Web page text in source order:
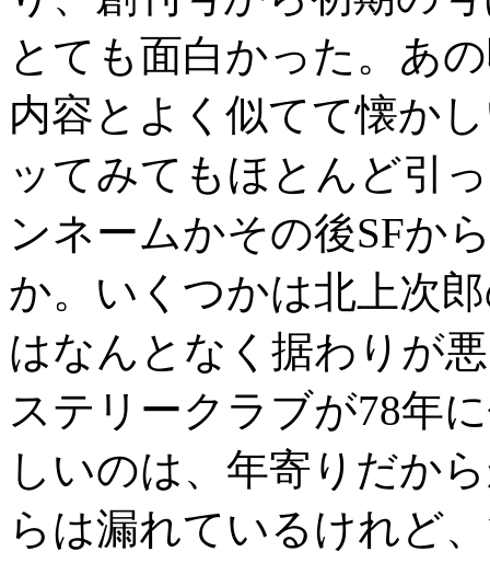
とても面白かった。あ
内容とよく似てて懐か
ッてみてもほとんど引
ンネームかその後SFか
か。いくつかは北上次
はなんとなく据わりが
ステリークラブが78年
しいのは、年寄りだか
らは漏れているけれど